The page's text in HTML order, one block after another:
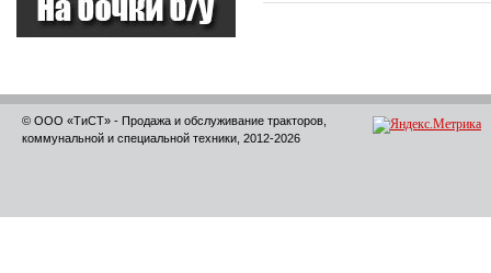
© ООО «ТиСТ» - Продажа и обслуживание тракторов,
коммунальной и специальной техники, 2012-2026